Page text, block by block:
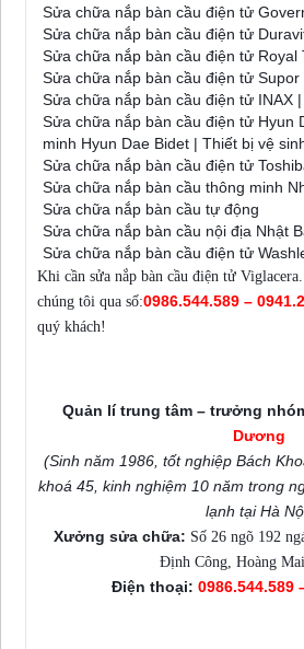
Sửa chữa nắp bàn cầu điện tử
Sửa chữa nắp bàn cầu điện tử
Sửa chữa nắp bàn cầu điện tử Royal
Sửa chữa nắp bàn cầu điện tử Supor
Sửa chữa nắp bàn cầu điện tử INAX
Sửa chữa nắp bàn cầu điện tử Hyun
minh Hyun Dae Bidet | Thiết bị vệ
Sửa chữa nắp bàn cầu điện tử
Sửa chữa nắp bàn cầu thông minh
Sửa chữa nắp bàn cầu tự động
Sửa chữa nắp bàn cầu nội địa Nhật
Sửa chữa nắp bàn cầu điện tử
Khi cần sửa nắp bàn cầu điện tử
chúng tôi qua số:0986.544.589 –
quý khách!
Quản lí trung tâm – trưởng
Dương
(Sinh năm 1986, tốt nghiệp Bách
khoá 45, kinh nghiệm 10 năm trong
lạnh tại Hà
Xưởng sửa chữa: Số 26 ngõ 192
Định Công, Hoàng
Điện thoại: 0986.544.589